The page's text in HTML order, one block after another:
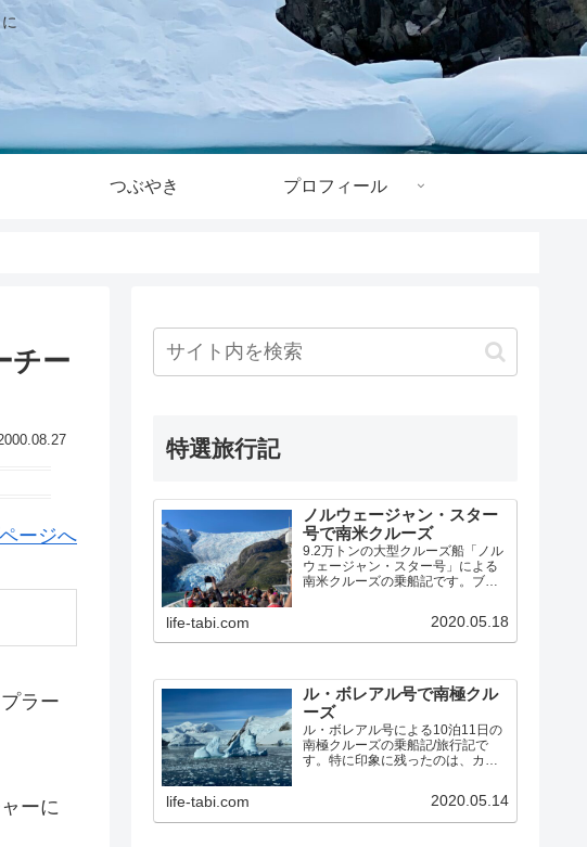
つぶやき プロフィール
チー
ージへ
ラー
ーに
特選旅行記
ノルウェージャン・スター
号で南米クルーズ
9.2万トンの大型クルーズ船「ノル
ウェージャン・スター号」による
南米クルーズの乗船記です。ブエ
道、マゼラン海峡、パタゴニア・
フィヨルドを経由して、サンティ
life-tabi.com 2020.05.18
ル・ボレアル号で南極クル
ーズ
ル・ボレアル号による10泊11日の
南極クルーズの乗船記/旅行記で
す。特に印象に残ったのは、カヤ
ラシを間近に見たゾディアック・
クルーズ、ルメール海峡の氷河と
life-tabi.com 2020.05.14